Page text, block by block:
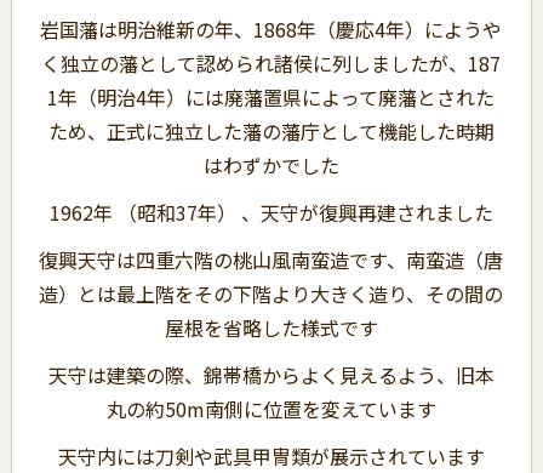
岩国藩は明治維新の年、1868年（慶応4年）にようや
く独立の藩として認められ諸侯に列しましたが、187
1年（明治4年）には廃藩置県によって廃藩とされた
ため、正式に独立した藩の藩庁として機能した時期
はわずかでした
1962年 （昭和37年） 、天守が復興再建されました
復興天守は四重六階の桃山風南蛮造です、南蛮造（唐
造）とは最上階をその下階より大きく造り、その間の
屋根を省略した様式です
天守は建築の際、錦帯橋からよく見えるよう、旧本
丸の約50m南側に位置を変えています
天守内には刀剣や武具甲冑類が展示されています